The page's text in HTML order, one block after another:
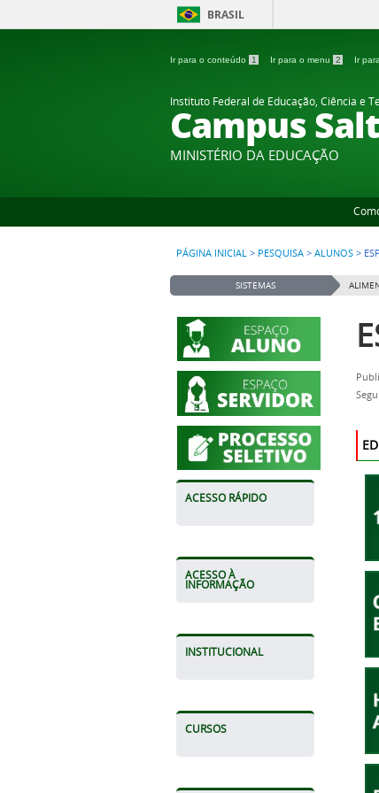
BRASIL
Ir para o conteúdo 1 Ir para o menu 2 Ir
Instituto Federal de Educação, Ciência e
Campus
MINISTÉRIO DA EDUCAÇÃO
PÁGINA INICIAL > PESQUISA > ALUNOS >
SISTEMAS
ACESSO RÁPIDO
ACESSO À
INFORMAÇÃO
INSTITUCIONAL
CURSOS